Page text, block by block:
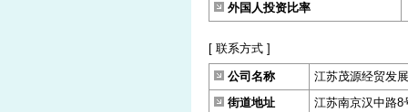
外国人投资比率
[ 联系方式 ]
公司名称
江苏茂源经贸发
街道地址
江苏南京汉中路8